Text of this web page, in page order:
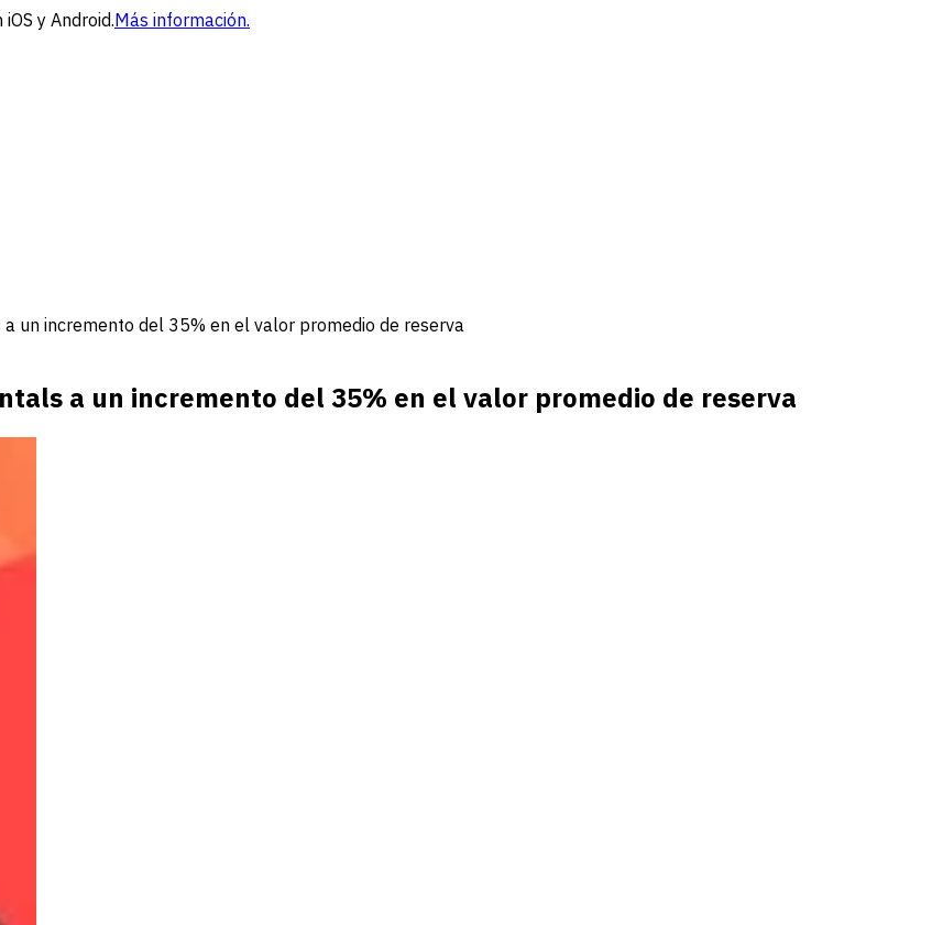
y Android.Más información.
un incremento del 35% en el valor promedio de reserva
a un incremento del 35% en el valor promedio de reserva